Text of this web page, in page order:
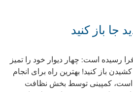
جا باز کنید
رسیده است: چهار دیوار خود را تمیز
باز کنید! بهترین راه برای انجام
این کار با BSR Kieztage است، کمپینی توسط بخش نظافت